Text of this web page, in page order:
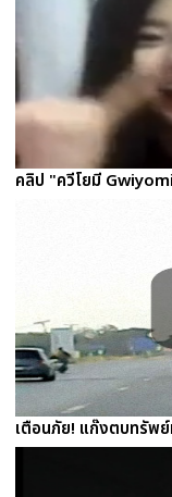
คลิป "ควีโยมี
เตือนภัย! แก๊งตบทรัพย์